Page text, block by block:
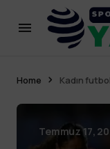
Home Kadın
Temmuz 17,